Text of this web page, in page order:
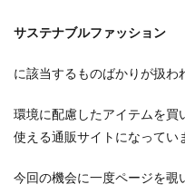
サステナブルファッション
に該当するものばかりが扱わ
環境に配慮したアイテムを買
使える通販サイトになってい
今回の機会に一度ページを覗